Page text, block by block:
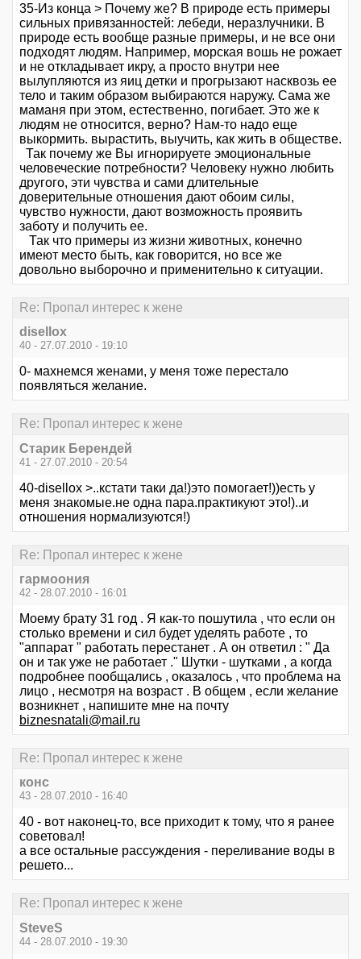
35-Из конца > Почему же? В природе есть примеры
сильных привязанностей: лебеди, неразлучники. В
природе есть вообще разные примеры, и не все они
подходят людям. Например, морская вошь не рожает
и не откладывает икру, а просто внутри нее
вылупляются из яиц детки и прогрызают насквозь ее
тело и таким образом выбираются наружу. Сама же
маманя при этом, естественно, погибает. Это же к
людям не относится, верно? Нам-то надо еще
выкормить. вырастить, выучить, как жить в обществе.
Так почему же Вы игнорируете эмоциональные
человеческие потребности? Человеку нужно любить
другого, эти чувства и сами длительные
доверительные отношения дают обоим силы,
чувство нужности, дают возможность проявить
заботу и получить ее.
Так что примеры из жизни животных, конечно
имеют место быть, как говорится, но все же
довольно выборочно и применительно к ситуации.
Re: Пропал интерес к жене
disellox
40 - 27.07.2010 - 19:10
0- махнемся женами, у меня тоже перестало
появляться желание.
Re: Пропал интерес к жене
Старик Берендей
41 - 27.07.2010 - 20:54
40-disellox >..кстати таки да!)это помогает!))есть у
меня знакомые.не одна пара.практикуют это!)..и
отношения нормализуются!)
Re: Пропал интерес к жене
гармоония
42 - 28.07.2010 - 16:01
Моему брату 31 год . Я как-то пошутила , что если он
столько времени и сил будет уделять работе , то
"аппарат " работать перестанет . А он ответил : " Да
он и так уже не работает ." Шутки - шутками , а когда
подробнее пообщались , оказалось , что проблема на
лицо , несмотря на возраст . В общем , если желание
возникнет , напишите мне на почту
biznesnatali@mail.ru
Re: Пропал интерес к жене
конс
43 - 28.07.2010 - 16:40
40 - вот наконец-то, все приходит к тому, что я ранее
советовал!
а все остальные рассуждения - переливание воды в
решето...
Re: Пропал интерес к жене
SteveS
44 - 28.07.2010 - 19:30